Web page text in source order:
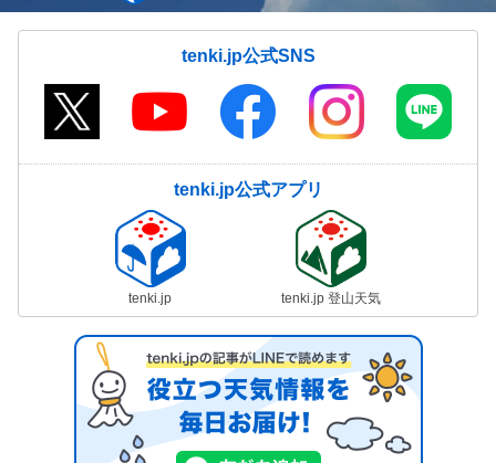
tenki.jp公式SNS
tenki.jp公式アプリ
tenki.jp tenki.jp 登山天気